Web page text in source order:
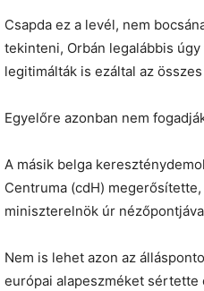
Csapda ez a levél, nem
tekinteni, Orbán legalábbis
legitimálták is ezáltal az
Egyelőre azonban nem
A másik belga
Centruma (cdH)
miniszterelnök úr
Nem is lehet azon az
európai alapeszméket sértette